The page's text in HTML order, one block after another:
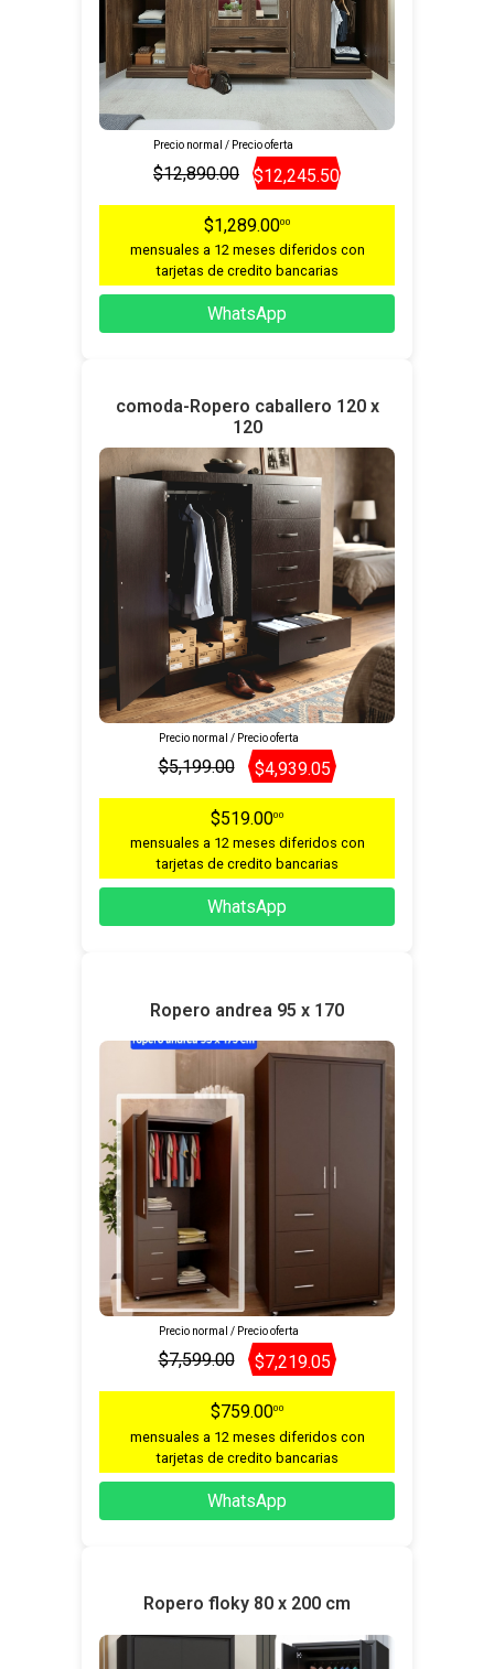
Precio normal / Precio oferta
$12,890.00 $12,245.50
$1,289.0000
mensuales a 12 meses diferidos con
tarjetas de credito bancarias
WhatsApp
comoda-Ropero caballero 120 x
120
Precio normal / Precio oferta
$5,199.00 $4,939.05
$519.0000
mensuales a 12 meses diferidos con
tarjetas de credito bancarias
WhatsApp
Ropero andrea 95 x 170
Precio normal / Precio oferta
$7,599.00 $7,219.05
$759.0000
mensuales a 12 meses diferidos con
tarjetas de credito bancarias
WhatsApp
Ropero floky 80 x 200 cm